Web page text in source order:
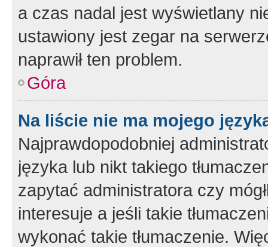
a czas nadal jest wyświetlany
ustawiony jest zegar na
naprawił ten problem.
Góra
Na liście nie ma mojego
Najprawdopodobniej
języka lub nikt takiego
zapytać administratora czy
interesuje a jeśli takie
wykonać takie tłumaczenie.